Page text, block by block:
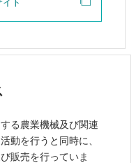
ト
る農業機械及び関連
動を行うと同時に、
販売を行っていま